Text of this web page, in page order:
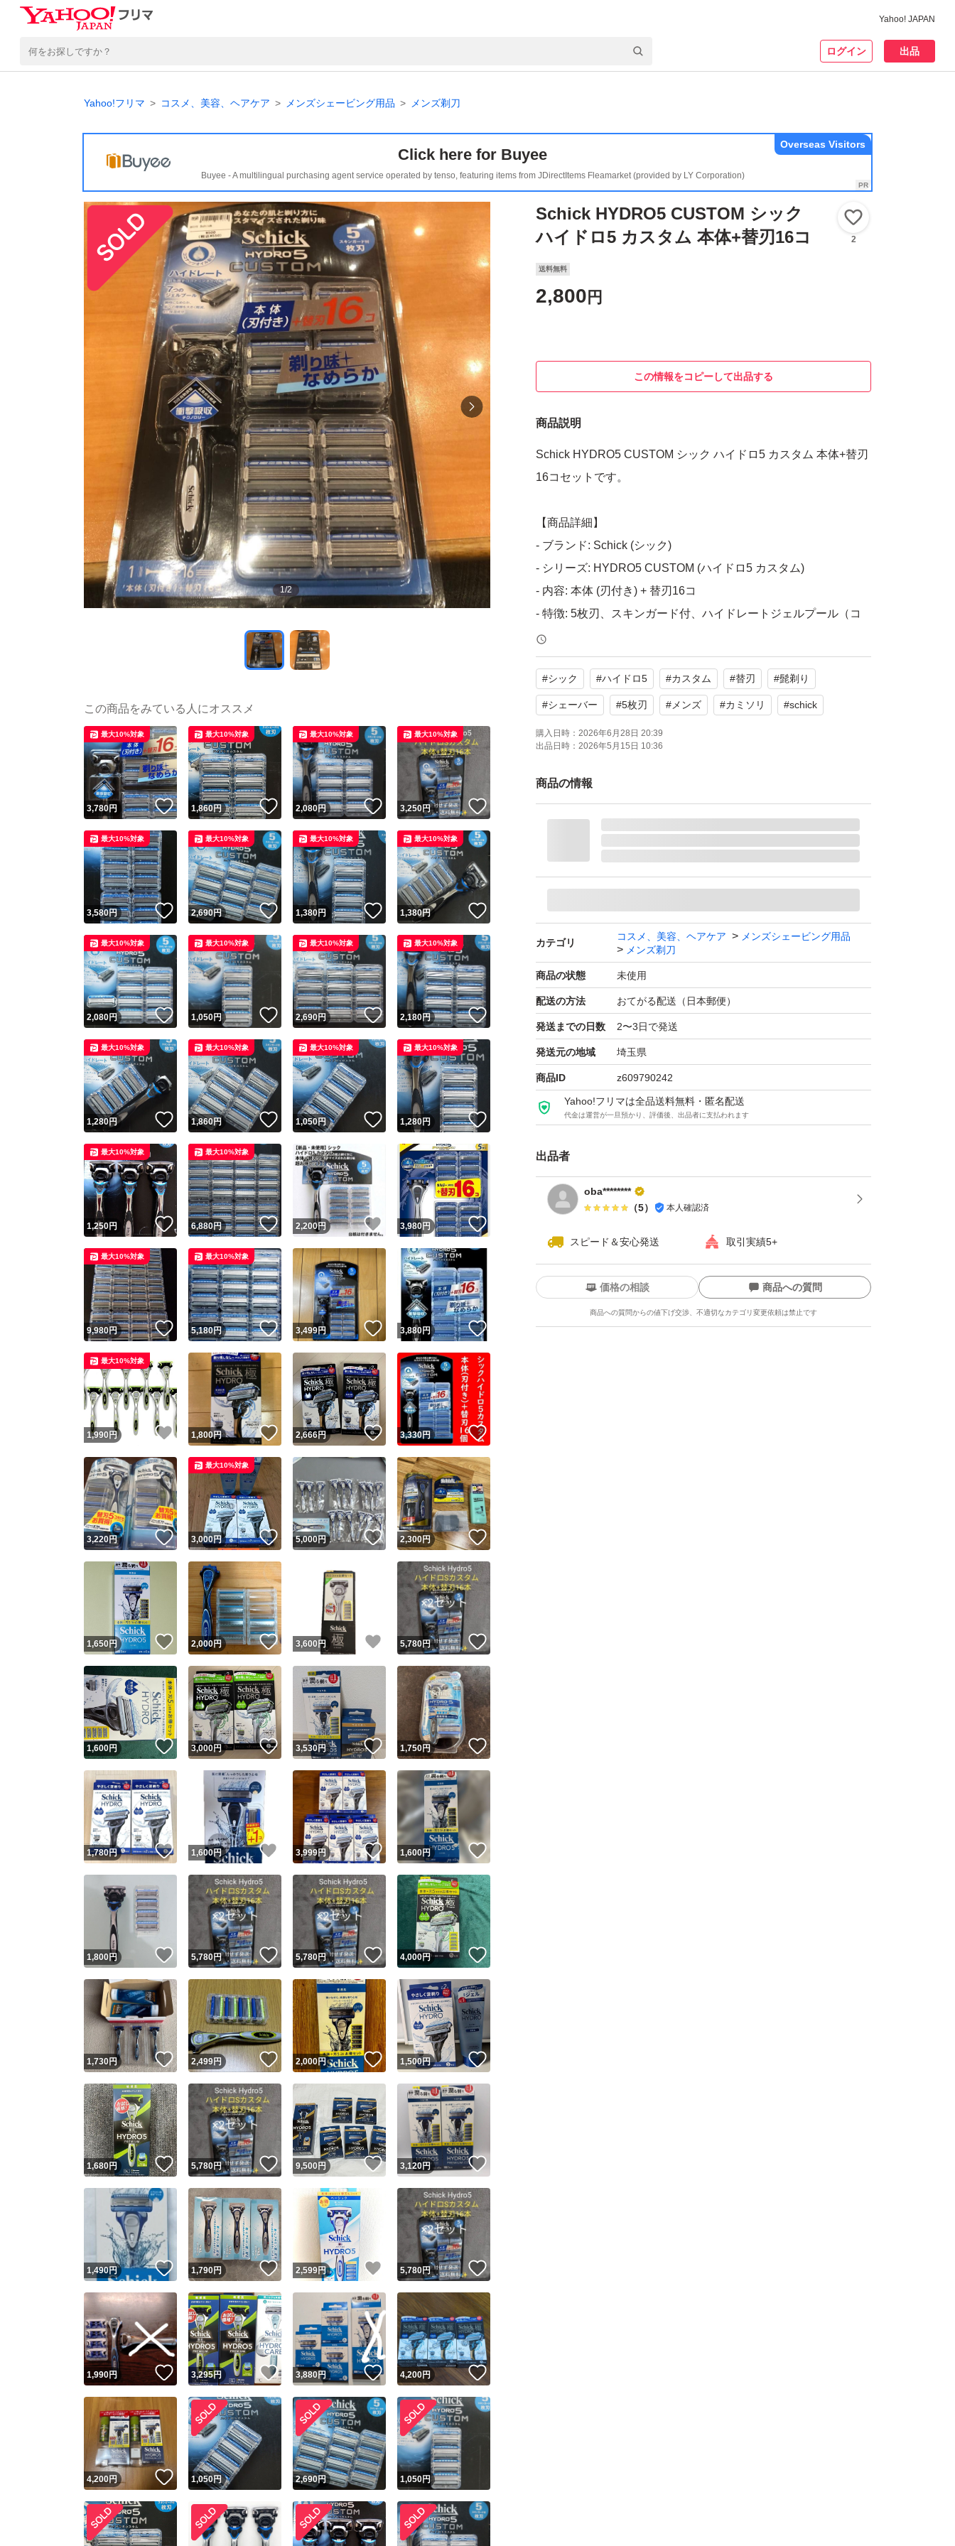
Yahoo! JAPAN
ログイン 出品
Yahoo!フリマ コスメ、美容、ヘアケア メンズシェービング用品 メンズ剃刀
Click here for Buyee
Buyee - A multilingual purchasing agent service operated by tenso, featuring items from JDirectItems Fleamarket (provided by LY Corporation)
Overseas Visitors
1/2
Schick HYDRO5 CUSTOM シック
ハイドロ5 カスタム 本体+替刃16コ
2
送料無料
2,800 円
この情報をコピーして出品する
商品説明
Schick HYDRO5 CUSTOM シック ハイドロ5 カスタム 本体+替刃
16コセットです。
【商品詳細】
- ブランド: Schick (シック)
- シリーズ: HYDRO5 CUSTOM (ハイドロ5 カスタム)
- 内容: 本体 (刃付き) + 替刃16コ
- 特徴: 5枚刃、スキンガード付、ハイドレートジェルプール（コ
コナッツオイル配合）、衝撃吸収テクノロジー
新品未開封品です。自宅保管品のため、パッケージに多少の擦れ
等がある場合がございますが、中身には問題ございません。
よろしくお願いいたします。
ブランド：ー
#シック #ハイドロ5 #カスタム #替刃 #髭剃り
#シェーバー #5枚刃 # メンズ #カミソリ #schick
購入日時： 2026年6月28日 20:39
出品日時： 2026年5月15日 10:36
商品の情報
カテゴリ
コスメ、美容、ヘアケア
メンズシェービング用品
メンズ剃刀
商品の状態 未使用
配送の方法 おてがる配送（日本郵便）
発送までの日数 2〜3日で発送
発送元の地域 埼玉県
商品ID z609790242
Yahoo!フリマは全品送料無料・匿名配送
代金は運営が一旦預かり、評価後、出品者に支払われます
出品者
oba********
（5） 本人確認済
スピード＆安心発送 取引実績5+
ユーザーの実績について
Yahoo!フリマが定めた一定の基準を満たしたユーザーにバッジを付与しています
安心取引出品者
安心取引出品者 Yahoo!フリマの基準をクリアした安心・安全なユーザーです
取引実績
取引実績◯+ このユーザーはYahoo!フリマの取引を完了させた実績があります
他フリマ実績◯+ このユーザーは他フリマサービスでの取引実績があります
スピード&安心発送
※このバッジは実績に基づく表示であり、発送を保証しているものではありません
スピード＆安心発送
このユーザーは高頻度で24時間以内＆設定した発送日数内に発送してい
スピード発送 このユーザーは高頻度で24時間以内に発送しています
安心発送 このユーザーは設定した発送日数内に発送しています
価格の相談 商品への質問
商品への質問からの値下げ交渉、不適切なカテゴリ変更依頼は禁止です
この商品の情報をコピーします
商品画像の無断転載は禁止されています
コピーは1商品につき1回 です
出品ページへ
キャンセル
この商品をみている人にオススメ
3,780円 いいね！
最大10%対象
1,860円 いいね！
最大10%対象
2,080円 いいね！
最大10%対象
3,250円 いいね！
最大10%対象
3,580円 いいね！
最大10%対象
2,690円 いいね！
最大10%対象
1,380円 いいね！
最大10%対象
1,380円
最大10%対象
2,080円 いいね！
最大10%対象
1,050円 いいね！
最大10%対象
2,690円 いいね！
最大10%対象
2,180円
最大10%対象
1,280円 いいね！
最大10%対象
1,860円 いいね！
最大10%対象
1,050円 いいね！
最大10%対象
1,280円
最大10%対象
1,250円 いいね！
最大10%対象
6,880円 いいね！
最大10%対象
2,200円 いいね！
3,980円
9,980円 いいね！
最大10%対象
5,180円 いいね！
最大10%対象
3,499円 いいね！
3,880円
1,990 円 いいね！
最大10%対象
1,800円 いいね！
2,666円 いいね！
3,330円
3,220円 いいね！
3,000円 いいね！
最大10%対象
5,000円 いいね！
2,300円 いいね！
1,650円 いいね！
2,000円 いいね！
3,600 円 いいね！
5,780円
1,600円 いいね！
3,000円 いいね！
3,530円 いいね！
1,750円 いいね！
1,780円 いいね！
1,600円 いいね！
3,999円 いいね！
1,600円
1,800円 いいね！
5,780円 いいね！
5,780円 いいね！
4,000円 いいね！
1,730円 いいね！
2,499円 いいね！
2,000円 いいね！
1,500円 いいね！
1,680円 いいね！
5,780円 いいね！
9,500円 いいね！
3,120円
1,490円 いいね！
1,790円 いいね！
2,599円 いいね！
5,780円
1,990円 いいね！
3,295円 いいね！
3,880円 いいね！
4,200円
4,200円 いいね！
1,050円 2,690円 1,050円